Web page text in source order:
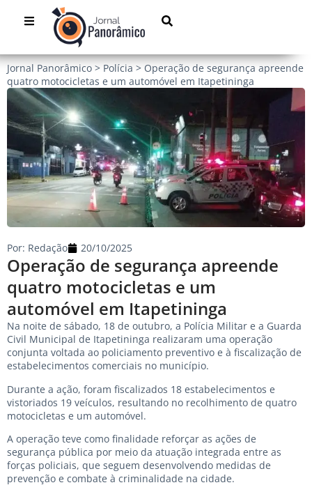
Jornal Panorâmico > Polícia > Operação de segurança apreende
quatro motocicletas e um automóvel em Itapetininga
Operação de segurança apreende
quatro motocicletas e um
automóvel em Itapetininga
Por: Redação 20/10/2025
Na noite de sábado, 18 de outubro, a Polícia Militar e a Guarda
Civil Municipal de Itapetininga realizaram uma operação
conjunta voltada ao policiamento preventivo e à fiscalização de
estabelecimentos comerciais no município.
Durante a ação, foram fiscalizados 18 estabelecimentos e
vistoriados 19 veículos, resultando no recolhimento de quatro
motocicletas e um automóvel.
A operação teve como finalidade reforçar as ações de
segurança pública por meio da atuação integrada entre as
forças policiais, que seguem desenvolvendo medidas de
prevenção e combate à criminalidade na cidade.